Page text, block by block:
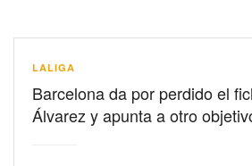
LALIGA
Barcelona da por perdido el
Álvarez y apunta a otro